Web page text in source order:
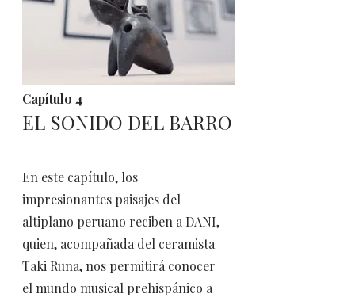
Capítulo 4
EL SONIDO DEL BARRO
En este capítulo, los
impresionantes paisajes del
altiplano peruano reciben a DANI,
quien, acompañada del ceramista
Taki Runa, nos permitirá conocer
el mundo musical prehispánico a